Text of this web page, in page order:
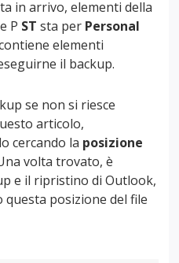
in arrivo, elementi della
P ST sta per Personal
elementi
il backup.
se non si riesce
articolo,
cercando la posizione
volta trovato, è
e il ripristino di Outlook,
posizione del file